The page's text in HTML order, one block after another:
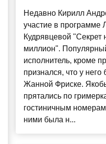
Недавно Кирилл
участие в программе
Кудрявцевой "Секрет
миллион".
исполнитель, кроме
признался, что у
Жанной Фриске.
прятались по
гостиничным
ними была н...